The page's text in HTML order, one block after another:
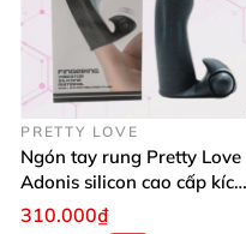
PRETTY LOVE
Ngón tay rung Pretty Love
Adonis silicon cao cấp kích
thích lên đỉnh
310.000₫